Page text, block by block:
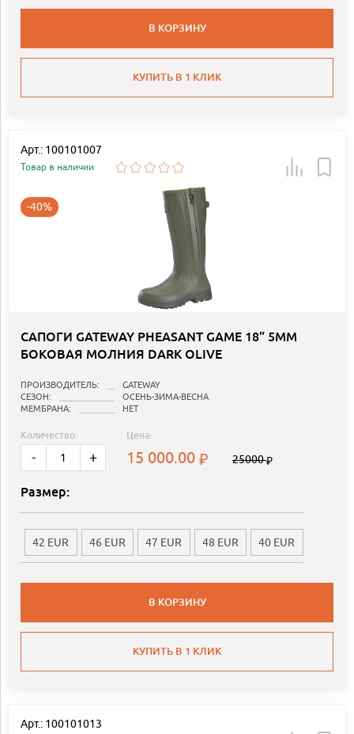
В КОРЗИНУ
КУПИТЬ В 1 КЛИК
Арт.: 100101007
Товар в наличии
-40%
САПОГИ GATEWAY PHEASANT GAME 18” 5MM
БОКОВАЯ МОЛНИЯ DARK OLIVE
ПРОИЗВОДИТЕЛЬ:
GATEWAY
СЕЗОН:
ОСЕНЬ-ЗИМА-ВЕСНА
МЕМБРАНА:
НЕТ
Количество:
- +
Цена:
15 000.00 25000
Размер:
42 EUR 46 EUR 47 EUR 48 EUR 40 EUR
В КОРЗИНУ
КУПИТЬ В 1 КЛИК
Арт.: 100101013